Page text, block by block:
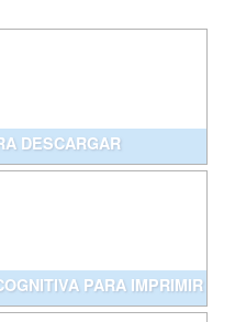
DESCARGAR
PARA IMPRIMIR